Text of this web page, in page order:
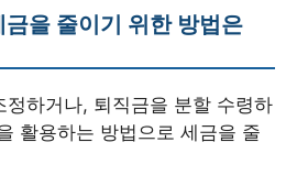
을 줄이기 위한 방법은
하거나, 퇴직금을 분할 수령하
활용하는 방법으로 세금을 줄